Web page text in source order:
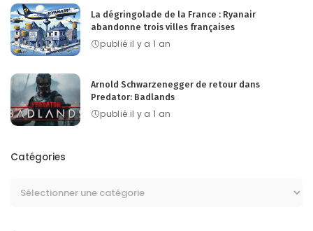
La dégringolade de la France : Ryanair
abandonne trois villes françaises
publié il y a 1 an
Arnold Schwarzenegger de retour dans
Predator: Badlands
publié il y a 1 an
Catégories